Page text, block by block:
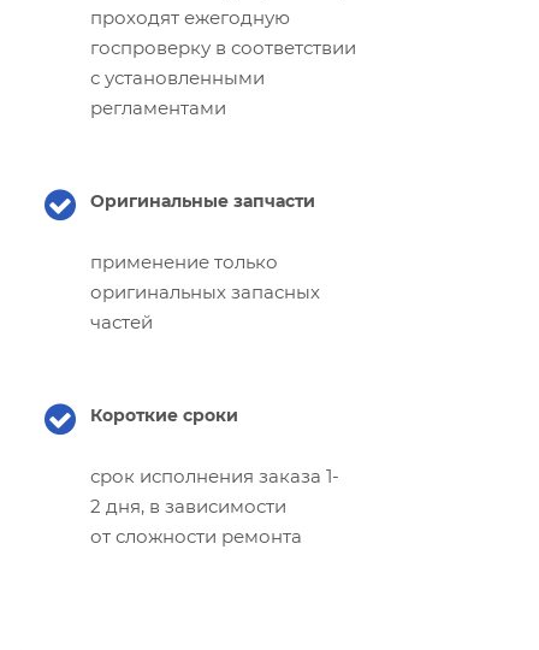
проходят ежегодную
госпроверку в соответствии
с установленными
регламентами
Оригинальные запчасти
применение только
оригинальных запасных
частей
Короткие сроки
срок исполнения заказа 1-
2 дня, в зависимости
от сложности ремонта